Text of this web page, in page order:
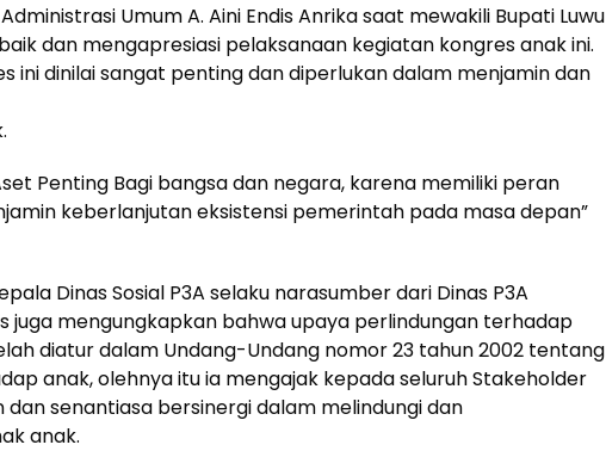
Umum A. Aini Endis Anrika saat mewakili Bupati Luwu
dan mengapresiasi pelaksanaan kegiatan kongres anak ini.
ini dinilai sangat penting dan diperlukan dalam menjamin dan
Penting Bagi bangsa dan negara, karena memiliki peran
keberlanjutan eksistensi pemerintah pada masa depan”
Dinas Sosial P3A selaku narasumber dari Dinas P3A
juga mengungkapkan bahwa upaya perlindungan terhadap
diatur dalam Undang-Undang nomor 23 tahun 2002 tentang
anak, olehnya itu ia mengajak kepada seluruh Stakeholder
senantiasa bersinergi dalam melindungi dan
anak.